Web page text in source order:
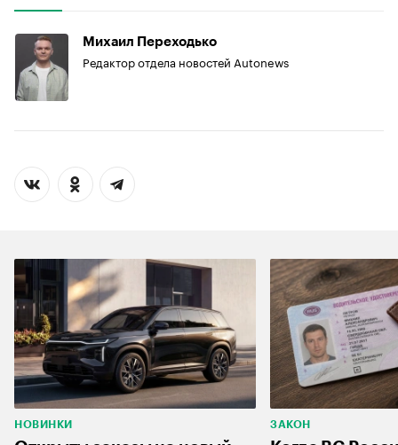
Михаил Переходько
Редактор отдела новостей Autonews
НОВИНКИ ЗАКОН